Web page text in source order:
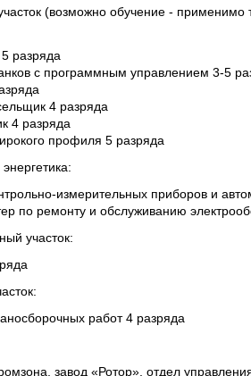
(возможно обучение -
разряда
с программным управлением 3-5
4 разряда
4 разряда
профиля 5 разряда
энергетика:
измерительных приборов и
по ремонту и обслуживанию
участок:
работ 4 разряда
завод «Ротор», отдел